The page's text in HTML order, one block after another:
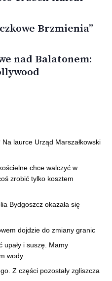
Brzmienia”
nad Balatonem:
laurce Urząd Marszałkowski
chce walczyć w
zrobić tylko kosztem
Bydgoszcz okazała się
dojdzie do zmiany granic
upały i suszę. Mamy
wody
Z części pozostały zgliszcza